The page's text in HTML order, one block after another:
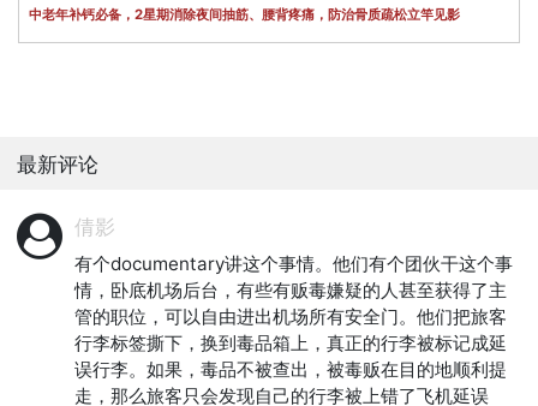
中老年补钙必备，2星期消除夜间抽筋、腰背疼痛，防治骨质疏松立竿见影
最新评论
倩影
有个documentary讲这个事情。他们有个团伙干这个事
情，卧底机场后台，有些有贩毒嫌疑的人甚至获得了主
管的职位，可以自由进出机场所有安全门。他们把旅客
行李标签撕下，换到毒品箱上，真正的行李被标记成延
误行李。如果，毒品不被查出，被毒贩在目的地顺利提
走，那么旅客只会发现自己的行李被上错了飞机延误